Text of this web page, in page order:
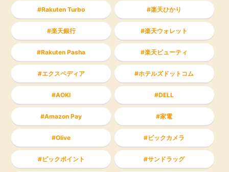
Rakuten Turbo 楽天ひかり
楽天銀行 楽天ウォレット
Rakuten Pasha 楽天ビューティ
エクスペディア ホテルズドットコム
AOKI DELL
Amazon Pay 家電
Olive ビックカメラ
ビックポイント サンドラッグ